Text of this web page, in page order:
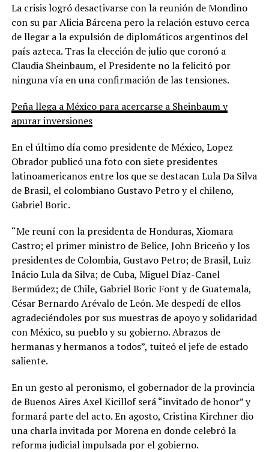
La crisis logró desactivarse con la reunión de Mondino
con su par Alicia Bárcena pero la relación estuvo cerca
de llegar a la expulsión de diplomáticos argentinos del
país azteca. Tras la elección de julio que coronó a
Claudia Sheinbaum, el Presidente no la felicitó por
ninguna vía en una confirmación de las tensiones.
Peña llega a México para acercarse a Sheinbaum y
apurar inversiones
En el último día como presidente de México, Lopez
Obrador publicó una foto con siete presidentes
latinoamericanos entre los que se destacan Lula Da Silva
de Brasil, el colombiano Gustavo Petro y el chileno,
Gabriel Boric.
“Me reuní con la presidenta de Honduras, Xiomara
Castro; el primer ministro de Belice, John Briceño y los
presidentes de Colombia, Gustavo Petro; de Brasil, Luiz
Inácio Lula da Silva; de Cuba, Miguel Díaz-Canel
Bermúdez; de Chile, Gabriel Boric Font y de Guatemala,
César Bernardo Arévalo de León. Me despedí de ellos
agradeciéndoles por sus muestras de apoyo y solidaridad
con México, su pueblo y su gobierno. Abrazos de
hermanas y hermanos a todos”, tuiteó el jefe de estado
saliente.
En un gesto al peronismo, el gobernador de la provincia
de Buenos Aires Axel Kicillof será “invitado de honor” y
formará parte del acto. En agosto, Cristina Kirchner dio
una charla invitada por Morena en donde celebró la
reforma judicial impulsada por el gobierno.